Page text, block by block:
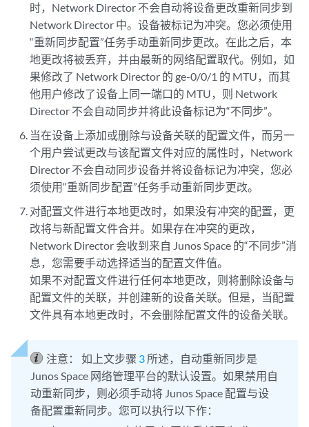
时，Network Director 不会自动将设备更改重新同步到
Network Director 中。设备被标记为冲突。您必须使用
“重新同步配置”任务手动重新同步更改。在此之后，本
地更改将被丢弃，并由最新的网络配置取代。例如，如
果修改了 Network Director 的 ge-0/0/1 的 MTU，而其
他用户修改了设备上同一端口的 MTU，则 Network
Director 不会自动同步并将此设备标记为“不同步”。
当在设备上添加或删除与设备关联的配置文件，而另一
个用户尝试更改与该配置文件对应的属性时，Network
Director 不会自动同步设备并将设备标记为冲突，您必
须使用“重新同步配置”任务手动重新同步更改。
对配置文件进行本地更改时，如果没有冲突的配置，更
改将与新配置文件合并。如果存在冲突的更改，
Network Director 会收到来自 Junos Space 的“不同步”消
息，您需要手动选择适当的配置文件值。
如果不对配置文件进行任何本地更改，则将删除设备与
配置文件的关联，并创建新的设备关联。但是，当配置
文件具有本地更改时，不会删除配置文件的设备关联。
注意： 如上文步骤 3 所述，自动重新同步是
Junos Space 网络管理平台的默认设置。如果禁用自
动重新同步，则必须手动将 Junos Space 配置与设
备配置重新同步。您可以执行以下作：